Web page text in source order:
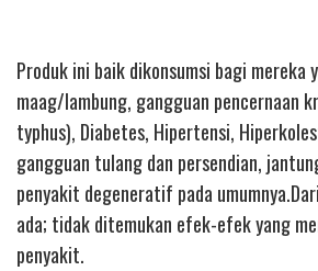
Produk ini baik dikonsumsi bagi mereka
maag/lambung, gangguan pencernaan
typhus), Diabetes, Hipertensi,
gangguan tulang dan persendian,
penyakit degeneratif pada
ada; tidak ditemukan efek-efek yang
penyakit.